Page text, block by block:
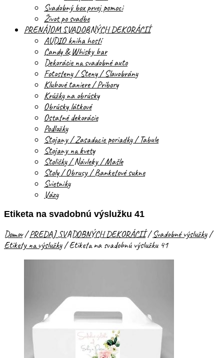
Svadobný box prvej pomoci
Život po svadbe
PRENÁJOM SVADOBNÝCH DEKORÁCIÍ
AUDIO kniha hostí
Candy & Whisky bar
Dekorácie na svadobné auto
Fotosteny / Steny / Slavobrány
Klubové taniere / Príbory
Krúžky na obrúsky
Obrúsky látkové
Ostatné dekorácie
Podložky
Stojany / Zasadacie poriadky / Tabule
Stojany na kvety
Stoličky / Návleky / Mašle
Stoly / Obrusy / Banketové sukne
Svietniky
Vázy
Etiketa na svadobnú výslužku 41
Domov/PREDAJ SVADOBNÝCH DEKORÁCIÍ/Svadobné výslužky/
Etikety na výslužky/Etiketa na svadobnú výslužku 41